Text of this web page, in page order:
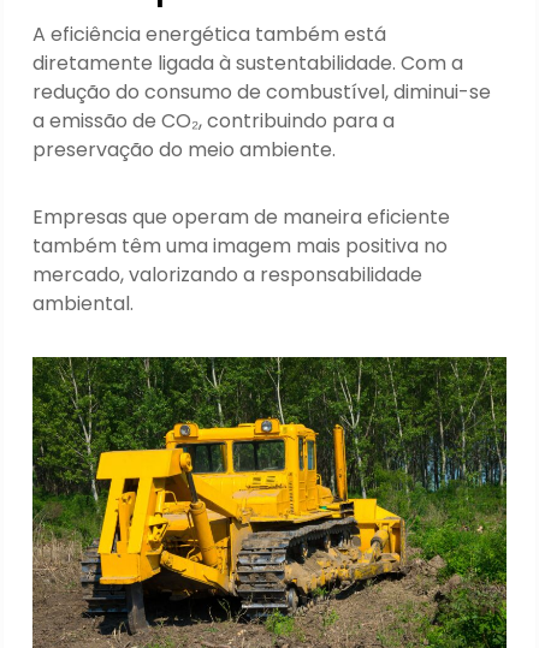
A eficiência energética também está
diretamente ligada à sustentabilidade. Com a
redução do consumo de combustível, diminui-se
a emissão de CO₂, contribuindo para a
preservação do meio ambiente.
Empresas que operam de maneira eficiente
também têm uma imagem mais positiva no
mercado, valorizando a responsabilidade
ambiental.